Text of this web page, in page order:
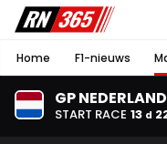
Home F1-nieuws
GP NEDERLAND
START RACE 13 d